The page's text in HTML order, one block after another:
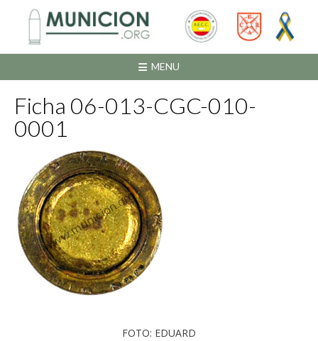
contenido
MENU
Ficha 06-013-CGC-010-
0001
FOTO: EDUARD